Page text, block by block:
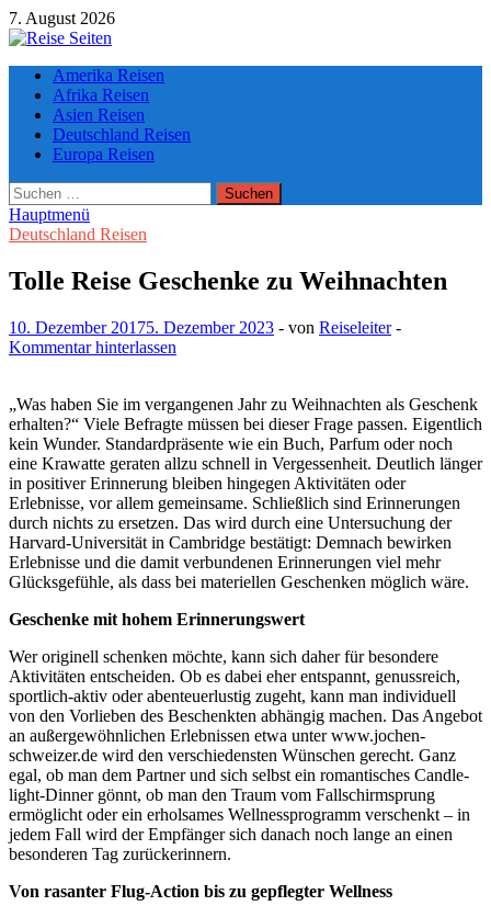
Zum
Inhalt
7. August 2026
Die besten Reise-Webseiten für Ihre perfekte Reiseplanung
Amerika Reisen
Afrika Reisen
Asien Reisen
Deutschland Reisen
Europa Reisen
Suchen
nach:
Hauptmenü
Deutschland Reisen
Tolle Reise Geschenke zu Weihnachten
10. Dezember 20175. Dezember 2023 - von Reiseleiter-
Kommentar hinterlassen
„Was haben Sie im vergangenen Jahr zu Weihnachten als Geschenk
erhalten?“ Viele Befragte müssen bei dieser Frage passen. Eigentlich
kein Wunder. Standardpräsente wie ein Buch, Parfum oder noch
eine Krawatte geraten allzu schnell in Vergessenheit. Deutlich länger
in positiver Erinnerung bleiben hingegen Aktivitäten oder
Erlebnisse, vor allem gemeinsame. Schließlich sind Erinnerungen
durch nichts zu ersetzen. Das wird durch eine Untersuchung der
Harvard-Universität in Cambridge bestätigt: Demnach bewirken
Erlebnisse und die damit verbundenen Erinnerungen viel mehr
Glücksgefühle, als dass bei materiellen Geschenken möglich wäre.
Geschenke mit hohem Erinnerungswert
Wer originell schenken möchte, kann sich daher für besondere
Aktivitäten entscheiden. Ob es dabei eher entspannt, genussreich,
sportlich-aktiv oder abenteuerlustig zugeht, kann man individuell
von den Vorlieben des Beschenkten abhängig machen. Das Angebot
an außergewöhnlichen Erlebnissen etwa unter www.jochen-
schweizer.de wird den verschiedensten Wünschen gerecht. Ganz
egal, ob man dem Partner und sich selbst ein romantisches Candle-
light-Dinner gönnt, ob man den Traum vom Fallschirmsprung
ermöglicht oder ein erholsames Wellnessprogramm verschenkt – in
jedem Fall wird der Empfänger sich danach noch lange an einen
besonderen Tag zurückerinnern.
Von rasanter Flug-Action bis zu gepflegter Wellness